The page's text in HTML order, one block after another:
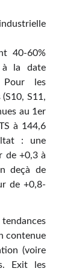
40-60%
à la date
Pour les
S11,
au 1er
à 144,6
: une
de +0,3 à
deçà de
de +0,8-
contenue
(voire
Exit les